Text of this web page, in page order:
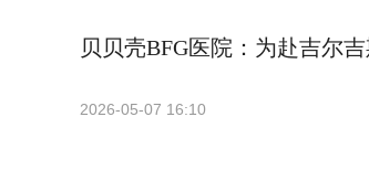
贝贝壳BFG医院：为赴吉尔
2026-05-07 16:10